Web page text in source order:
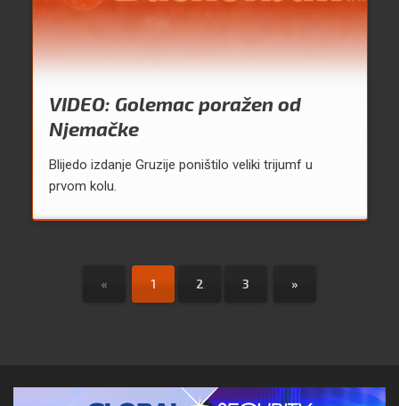
VIDEO: Golemac poražen od
Njemačke
Blijedo izdanje Gruzije poništilo veliki trijumf u
prvom kolu.
« 1 2 3 »